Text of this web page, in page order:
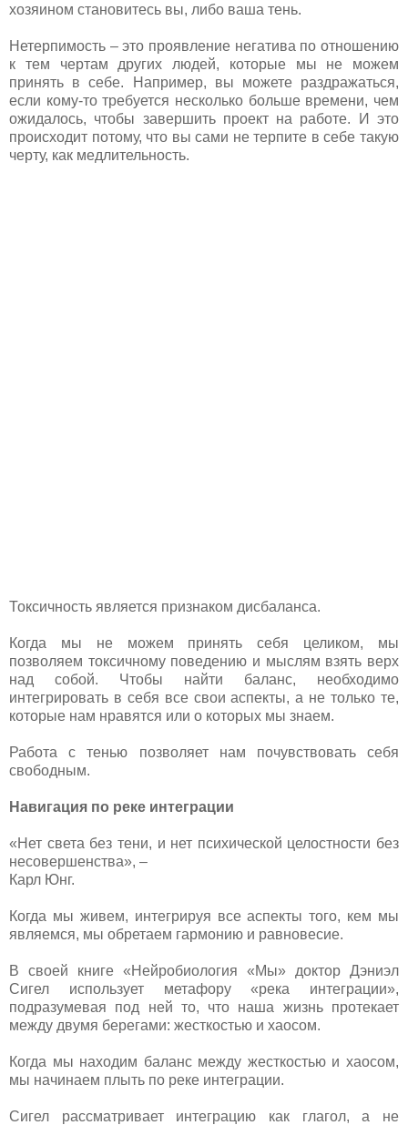
хозяином становитесь вы, либо ваша тень.
Нетерпимость – это проявление негатива по отношению
к тем чертам других людей, которые мы не можем
принять в себе. Например, вы можете раздражаться,
если кому-то требуется несколько больше времени, чем
ожидалось, чтобы завершить проект на работе. И это
происходит потому, что вы сами не терпите в себе такую
черту, как медлительность.
Токсичность является признаком дисбаланса.
Когда мы не можем принять себя целиком, мы
позволяем токсичному поведению и мыслям взять верх
над собой. Чтобы найти баланс, необходимо
интегрировать в себя все свои аспекты, а не только те,
которые нам нравятся или о которых мы знаем.
Работа с тенью позволяет нам почувствовать себя
свободным.
Навигация по реке интеграции
«Нет света без тени, и нет психической целостности без
несовершенства», –
Карл Юнг.
Когда мы живем, интегрируя все аспекты того, кем мы
являемся, мы обретаем гармонию и равновесие.
В своей книге «Нейробиология «Мы» доктор Дэниэл
Сигел использует метафору «река интеграции»,
подразумевая под ней то, что наша жизнь протекает
между двумя берегами: жесткостью и хаосом.
Когда мы находим баланс между жесткостью и хаосом,
мы начинаем плыть по реке интеграции.
Сигел рассматривает интеграцию как глагол, а не